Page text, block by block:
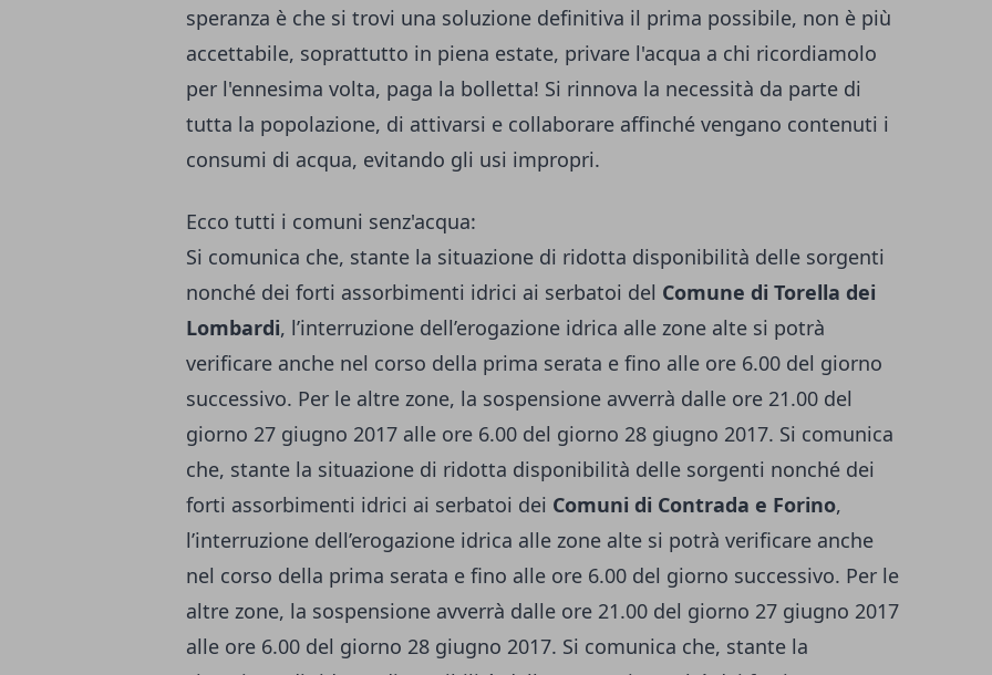
speranza è che si trovi una soluzione definitiva il prima possibile, non è più
accettabile, soprattutto in piena estate, privare l'acqua a chi ricordiamolo
per l'ennesima volta, paga la bolletta! Si rinnova la necessità da parte di
tutta la popolazione, di attivarsi e collaborare affinché vengano contenuti i
consumi di acqua, evitando gli usi impropri.
Ecco tutti i comuni senz'acqua:
Si comunica che, stante la situazione di ridotta disponibilità delle sorgenti
nonché dei forti assorbimenti idrici ai serbatoi del Comune di Torella dei
Lombardi, l’interruzione dell’erogazione idrica alle zone alte si potrà
verificare anche nel corso della prima serata e fino alle ore 6.00 del giorno
successivo. Per le altre zone, la sospensione avverrà dalle ore 21.00 del
giorno 27 giugno 2017 alle ore 6.00 del giorno 28 giugno 2017. Si comunica
che, stante la situazione di ridotta disponibilità delle sorgenti nonché dei
forti assorbimenti idrici ai serbatoi dei Comuni di Contrada e Forino,
l’interruzione dell’erogazione idrica alle zone alte si potrà verificare anche
nel corso della prima serata e fino alle ore 6.00 del giorno successivo. Per le
altre zone, la sospensione avverrà dalle ore 21.00 del giorno 27 giugno 2017
alle ore 6.00 del giorno 28 giugno 2017. Si comunica che, stante la